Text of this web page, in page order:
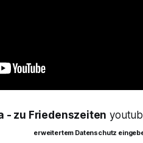
- zu Friedenszeiten
erweitertem Datenschutz